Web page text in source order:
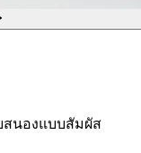
สนองแบบสัมผัส